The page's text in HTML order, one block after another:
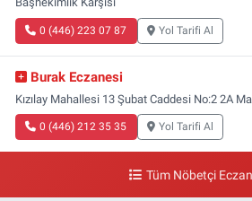
0 (446) 223 07 87 Yol Tarifi Al
Burak Eczanesi
Kızılay Mahallesi 13 Şubat Caddesi No:2 2A
0 (446) 212 35 35 Yol Tarifi Al
Tüm Nöbetçi